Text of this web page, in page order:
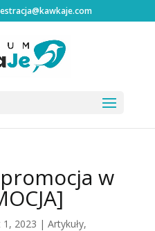
w
1, 2023 | Artykuły,